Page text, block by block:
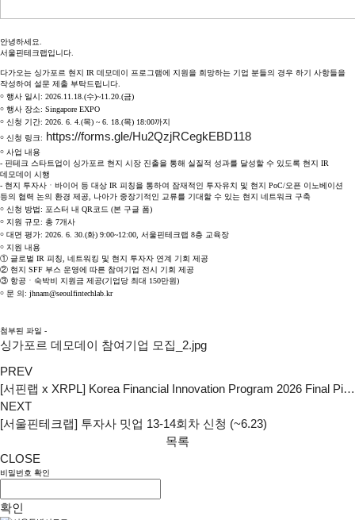
안녕하세요.
서울핀테크랩입니다.
다가오는 싱가포르 현지 IR 데모데이 프로그램에 지원을 희망하는 기업 분들의 경우 하기 사항들을
작성하여 설문 제출 부탁드립니다.
￮ 행사 일시: 2026.11.18.(수)~11.20.(금)
￮ 행사 장소: Singapore EXPO
￮ 신청 기간: 2026. 6. 4.(목) ~ 6. 18.(목) 18:00까지
￮ 신청 링크: https://forms.gle/Hu2QzjRCegkEBD118
￮ 사업 내용
- 핀테크 스타트업이 싱가포르 현지 시장 진출을 통해 실질적 성과를 달성할 수 있도록 현지 IR
데모데이 시행
- 현지 투자사ㆍ바이어 등 대상 IR 피칭을 통하여 잠재적인 투자유치 및 현지 PoC/오픈 이노베이션
등의 협력 논의 환경 제공, 나아가 중장기적인 교류를 기대할 수 있는 현지 네트워크 구축
￮ 신청 방법: 포스터 내 QR코드 (본 구글 폼)
￮ 지원 규모: 총 7개사
￮ 대면 평가: 2026. 6. 30.(화) 9:00~12:00, 서울핀테크랩 8층 교육장
￮ 지원 내용
① 글로벌 IR 피칭, 네트워킹 및 현지 투자자 연계 기회 제공
② 현지 SFF 부스 운영에 따른 참여기업 전시 기회 제공
③ 항공ㆍ숙박비 지원금 제공(기업당 최대 150만원)
￮ 문 의: jhnam@seoulfintechlab.kr
첨부된 파일 -
싱가포르 데모데이 참여기업 모집_2.jpg
PREV
[서핀랩 x XRPL] Korea Financial Innovation Program 2026 Final Pitch Day_참관모집
NEXT
[서울핀테크랩] 투자사 밋업 13-14회차 신청 (~6.23)
목록
CLOSE
비밀번호 확인
확인